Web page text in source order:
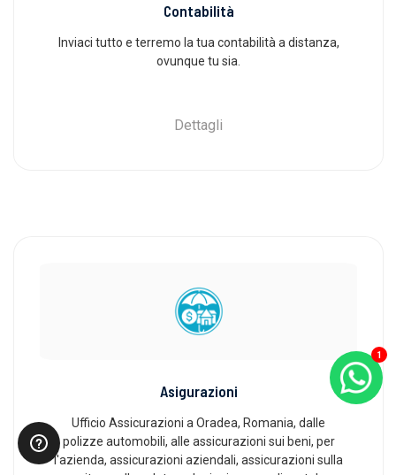
1
Contabilità
Inviaci tutto e terremo la tua contabilità a distanza,
ovunque tu sia.
Dettagli
Asigurazioni
Ufficio Assicurazioni a Oradea, Romania, dalle
polizze automobili, alle assicurazioni sui beni, per
l'azienda, assicurazioni aziendali, assicurazioni sulla